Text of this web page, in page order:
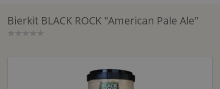
Bierkit BLACK ROCK "American Pale Ale"